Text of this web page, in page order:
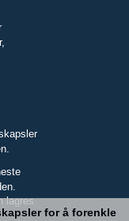
lagres
for å forenkle